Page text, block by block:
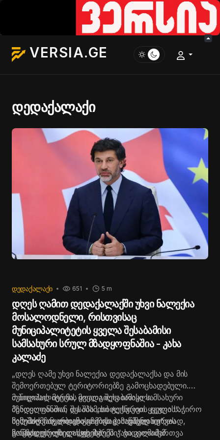
VERSIA.GE
დედაქალაქი
ᲓᲔᲓᲐᲥᲐᲚᲐᲥᲘ 5 m
651
დღეს ღამით დედაქალაქში უხვი ნალექია
მოსალოდნელი, რისთვისაც
მუნიციპალიტეტის ყველა შესაბამისი
სამსახური სრულ მზადყოფნაშია - კახა
კალაძე
„დღეს ღამე უხვი ნალექია დედაქალაქსა და მის
შემოერთებულ ტერიტორიებზე გამოცხადებული.
მუნიციპალიტეტის ყველა შესაბამისი სამსახური
მზადყოფნაშია, შესაბამისი ტექნიკით ყველა საჭირო
სამუშაო ჩატარდება გზების გასაწმენდად“, -
განაცხადა თბილისის მერმა კახა კალაძემ.
თბილისის მერმა, მოადგილე ირაკლი
ბენდელიანთან და შპს „თბილსერვის ჯგუფის“
ხელმძღვანელთან გიორგი პაპავასთან ერთად,
სოციალურ ქსელ „ფეისბუქში“ ვიდეომიმართვა
მისი თქმით, თბილისი მოსალოდნელ თოვას
მომზადებული დახვდება.